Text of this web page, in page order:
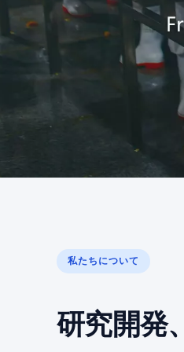
私たちについて
研究開発